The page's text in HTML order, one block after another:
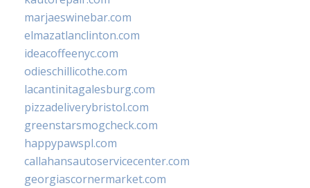
marjaeswinebar.com
elmazatlanclinton.com
ideacoffeenyc.com
odieschillicothe.com
lacantinitagalesburg.com
pizzadeliverybristol.com
greenstarsmogcheck.com
happypawspl.com
callahansautoservicecenter.com
georgiascornermarket.com